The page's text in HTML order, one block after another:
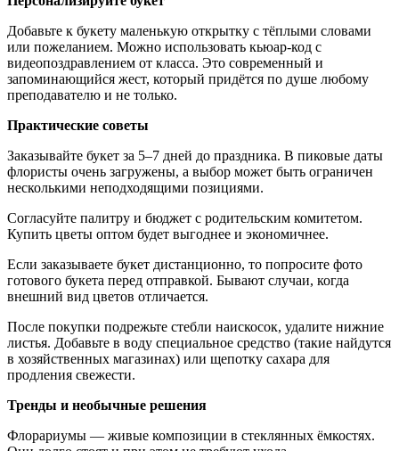
Добавьте к букету маленькую открытку с тёплыми словами
или пожеланием. Можно использовать кьюар-код с
видеопоздравлением от класса. Это современный и
запоминающийся жест, который придётся по душе любому
преподавателю и не только.
Практические советы
Заказывайте букет за 5–7 дней до праздника. В пиковые даты
флористы очень загружены, а выбор может быть ограничен
несколькими неподходящими позициями.
Согласуйте палитру и бюджет с родительским комитетом.
Купить цветы оптом будет выгоднее и экономичнее.
Если заказываете букет дистанционно, то попросите фото
готового букета перед отправкой. Бывают случаи, когда
внешний вид цветов отличается.
После покупки подрежьте стебли наискосок, удалите нижние
листья. Добавьте в воду специальное средство (такие найдутся
в хозяйственных магазинах) или щепотку сахара для
продления свежести.
Тренды и необычные решения
Флорариумы — живые композиции в стеклянных ёмкостях.